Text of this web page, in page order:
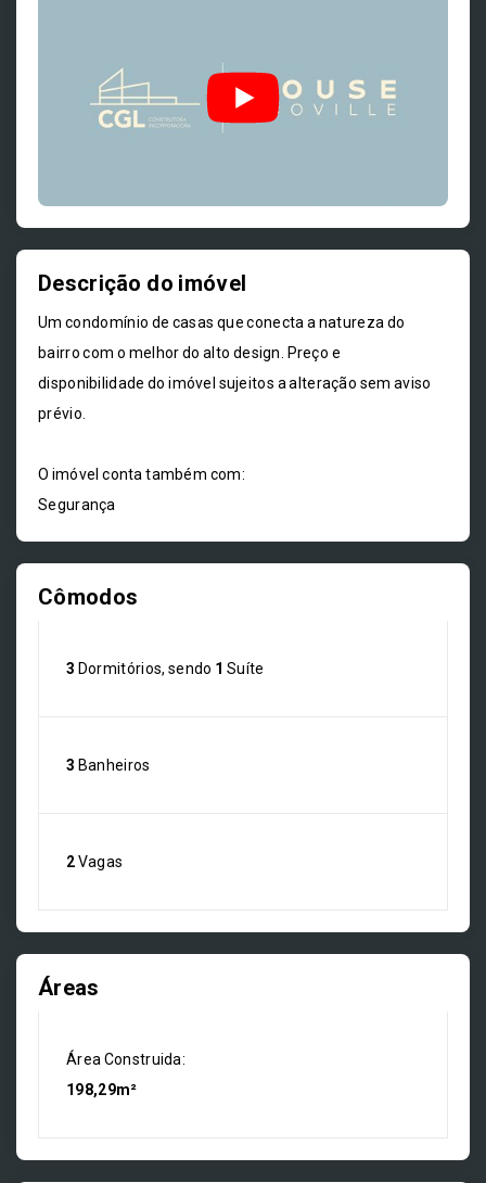
Descrição do imóvel
Um condomínio de casas que conecta a natureza do
bairro com o melhor do alto design. Preço e
disponibilidade do imóvel sujeitos a alteração sem aviso
prévio.
O imóvel conta também com:
Segurança
Cômodos
3 Dormitórios, sendo 1 Suíte
3 Banheiros
2Vagas
Áreas
Área Construida:
198,29m²